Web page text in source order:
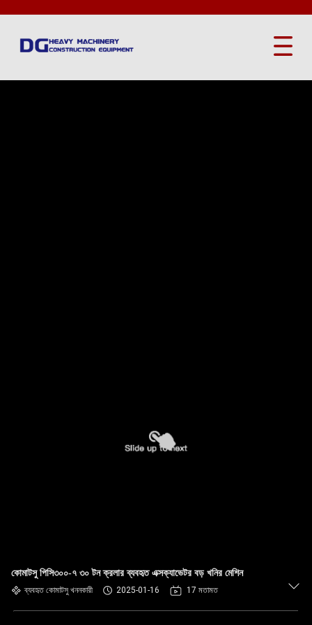
কোমাটসু পিসি৩০০-৭ ৩০ টন ক্রলার ব্যবহৃত এক্সক্যাভেটর বড় খনির মেশিন
ব্যবহৃত কোমাটসু খননকারী 2025-01-16 17 মতামত